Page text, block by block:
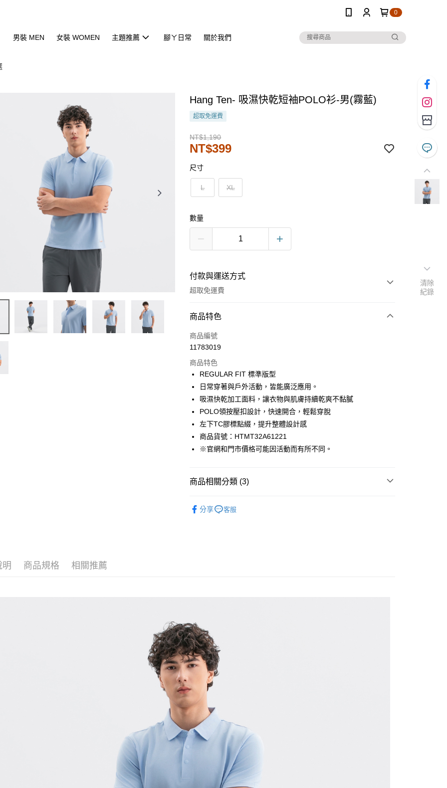
0
男裝 MEN 女裝 WOMEN 主題推薦 腳ㄚ日常 關於我們
Hang Ten- 吸濕快乾短袖POLO衫-男(霧藍)
超取免運費
NT$1,190
NT$399
尺寸
L XL
數量
付款與運送方式
超取免運費
付款方式
信用卡一次付款
Apple Pay
街口支付
悠遊付
Google Pay
貨到付款
運送方式
免運費
貨到付款
每筆NT$130，滿NT$1,000(含以上)免運費
商品特色
商品編號
11783019
商品特色
REGULAR FIT 標準版型
日常穿著與戶外活動，皆能廣泛應用。
吸濕快乾加工面料，讓衣物與肌膚持續乾爽不黏膩
POLO領按壓扣設計，快速開合，輕鬆穿脫
左下TC膠標點綴，提升整體設計感
商品貨號：HTMT32A61221
※官網和門市價格可能因活動而有所不同。
商品相關分類 (3)
分享 客服
明 商品規格 相關推薦
清除
紀錄